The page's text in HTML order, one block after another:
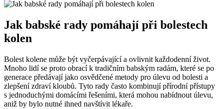
Jak babské rady pomáhají při bolestech
kolen
Bolest kolene může být vyčerpávající a ovlivnit každodenní život.
Mnoho lidí se proto obrací k tradičním babským radám, které se po
generace předávají jako osvědčené metody pro úlevu od bolesti a
zlepšení zdraví kloubů. Tyto rady často kombinují přírodní přístupy
s jednoduchými domácími řešeními, která mohou nabídnout úlevu,
aniž by bylo nutné ihned navštívit lékaře.